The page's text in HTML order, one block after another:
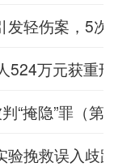
发轻伤案，5
524万元获重
“掩隐”罪（
验挽救误入